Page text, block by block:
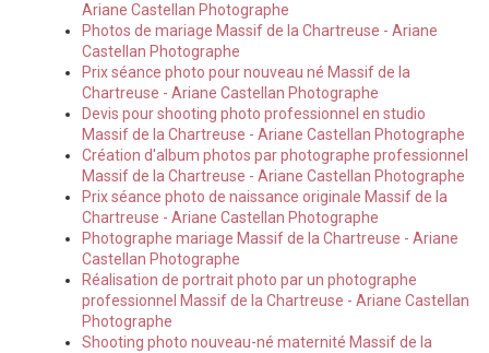
Ariane Castellan Photographe
Photos de mariage Massif de la Chartreuse - Ariane
Castellan Photographe
Prix séance photo pour nouveau né Massif de la
Chartreuse - Ariane Castellan Photographe
Devis pour shooting photo professionnel en studio
Massif de la Chartreuse - Ariane Castellan Photographe
Création d'album photos par photographe professionnel
Massif de la Chartreuse - Ariane Castellan Photographe
Prix séance photo de naissance originale Massif de la
Chartreuse - Ariane Castellan Photographe
Photographe mariage Massif de la Chartreuse - Ariane
Castellan Photographe
Réalisation de portrait photo par un photographe
professionnel Massif de la Chartreuse - Ariane Castellan
Photographe
Shooting photo nouveau-né maternité Massif de la